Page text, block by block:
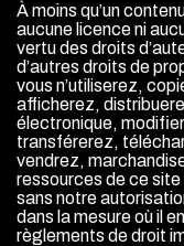
À moins qu’un
aucune licence ni
vertu des droits
d’autres droits de
vous n’utiliserez,
afficherez,
électronique,
transférerez,
vendrez,
ressources de ce
sans notre
dans la mesure où il
règlements de droit